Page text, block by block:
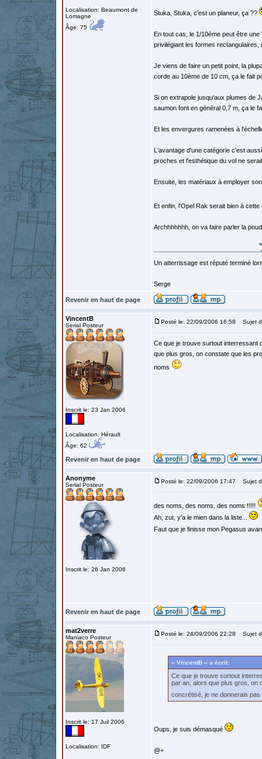
Localisation: Beaumont de
Lomagne
Âge: 75
Stuka, Stuka, c'est un planeur, ça ??
En tout cas, le 1/10ème peut être
privilégiant les formes
Je viens de faire un petit point, la
corde au 10ème de 10 cm, ça le fait
Si on extrapole jusqu'aux plumes de
saumon font en général 0,7 m, ça le
Et les envergures ramenées à
L'avantage d'une catégorie c'est
proches et l'esthétique du vol ne
Ensuite, les matériaux à employer
Et enfin, l'Opel Rak serait bien à
Archhhhhhh, on va faire parler la
Un atterrissage est réputé terminé
Serge
Revenir en haut de page
VincentB
Serial Posteur
Inscrit le: 23 Jan 2006
Localisation: Hérault
Âge: 62
Posté le: 22/09/2006 16:58 Sujet
Ce que je trouve surtout interressant
que plus gros, on constate que les
noms
Revenir en haut de page
Anonyme
Serial Posteur
Inscrit le: 26 Jan 2006
Posté le: 22/09/2006 17:47 Sujet
des noms, des noms, des noms !!!!!
Ah, zut, y'a le mien dans la liste...
Faut que je finisse mon Pegasus
Revenir en haut de page
mat2verre
Maniaco Posteur
Inscrit le: 17 Juil 2006
Localisation: IDF
Posté le: 24/09/2006 22:28 Sujet
« VincentB » a écrit:
Ce que je trouve surtout
par an, alors que plus gros, on
concrétisé, je ne donnerais
Oups, je suis démasqué
@+